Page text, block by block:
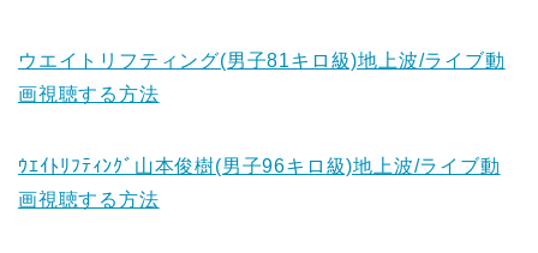
ウエイトリフティング(男子81キロ級)地上波/ライブ動
画視聴する方法
ｳｴｲﾄﾘﾌﾃｨﾝｸﾞ山本俊樹(男子96キロ級)地上波/ライブ動
画視聴する方法